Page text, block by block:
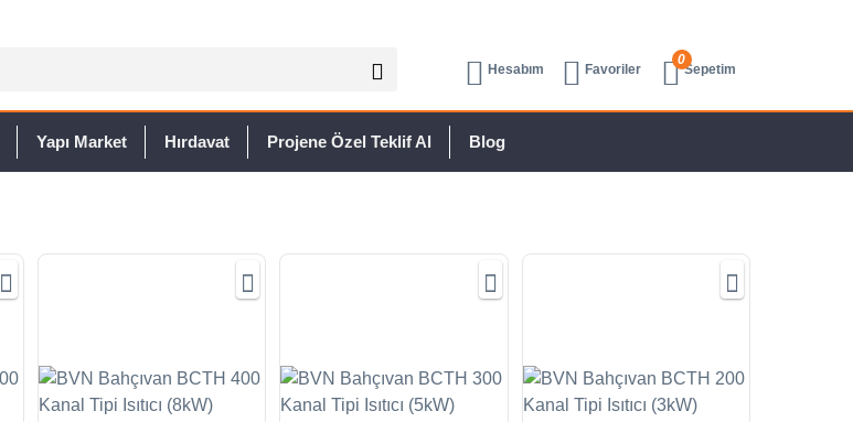
Hesabım Favoriler
0
Sepetim
Yapı Market Hırdavat Projene Özel Teklif Al Blog